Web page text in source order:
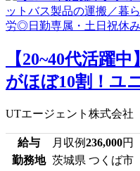
【20~40代活躍
がほぼ10割！ユ
UTエージェント株式会社
給与 月収例236,000円
勤務地 茨城県 つくば市